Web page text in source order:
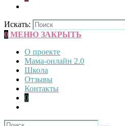
Искать:
0 МЕНЮ ЗАКРЫТЬ
О проекте
Мама-онлайн 2.0
Школа
Отзывы
Контакты
0